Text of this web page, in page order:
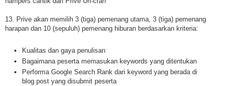
13. Prive akan memilih 3 (tiga) pemenang utama, 3 (tiga) pemenang
harapan dan 10 (sepuluh) pemenang hiburan berdasarkan kriteria:
Kualitas dan gaya penulisan
Bagaimana peserta memasukan keywords yang ditentukan
Performa Google Search Rank dari keyword yang berada di
blog post yang disubmit peserta